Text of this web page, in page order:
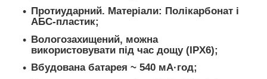
Протиударний. Матеріали: Полікарбонат і
АБС-пластик;
Вологозахищений, можна
використовувати під час дощу (IPX6);
Вбудована батарея ~ 540 мА·год;